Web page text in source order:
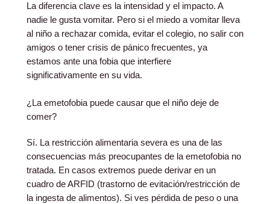
La diferencia clave es la intensidad y el impacto. A
nadie le gusta vomitar. Pero si el miedo a vomitar lleva
al niño a rechazar comida, evitar el colegio, no salir con
amigos o tener crisis de pánico frecuentes, ya
estamos ante una fobia que interfiere
significativamente en su vida.
¿La emetofobia puede causar que el niño deje de
comer?
Sí. La restricción alimentaria severa es una de las
consecuencias más preocupantes de la emetofobia no
tratada. En casos extremos puede derivar en un
cuadro de ARFID (trastorno de evitación/restricción de
la ingesta de alimentos). Si ves pérdida de peso o una